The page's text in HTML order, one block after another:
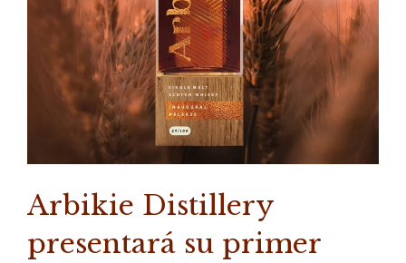
Arbikie Distillery
presentará su primer